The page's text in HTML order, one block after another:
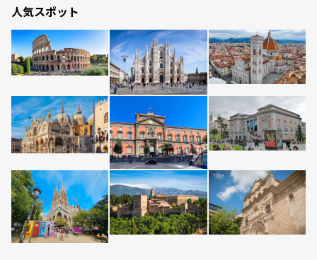
人気スポット